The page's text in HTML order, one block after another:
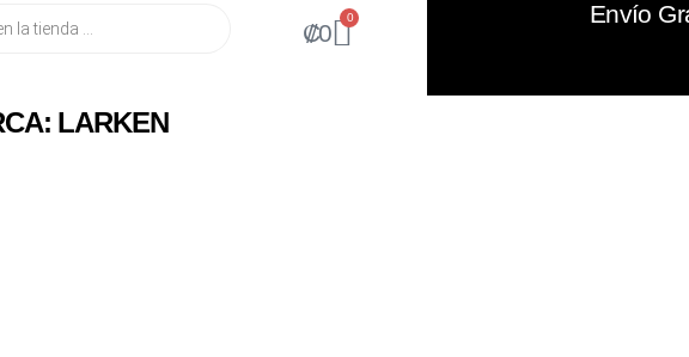
₡0
0 Envío
LARKEN